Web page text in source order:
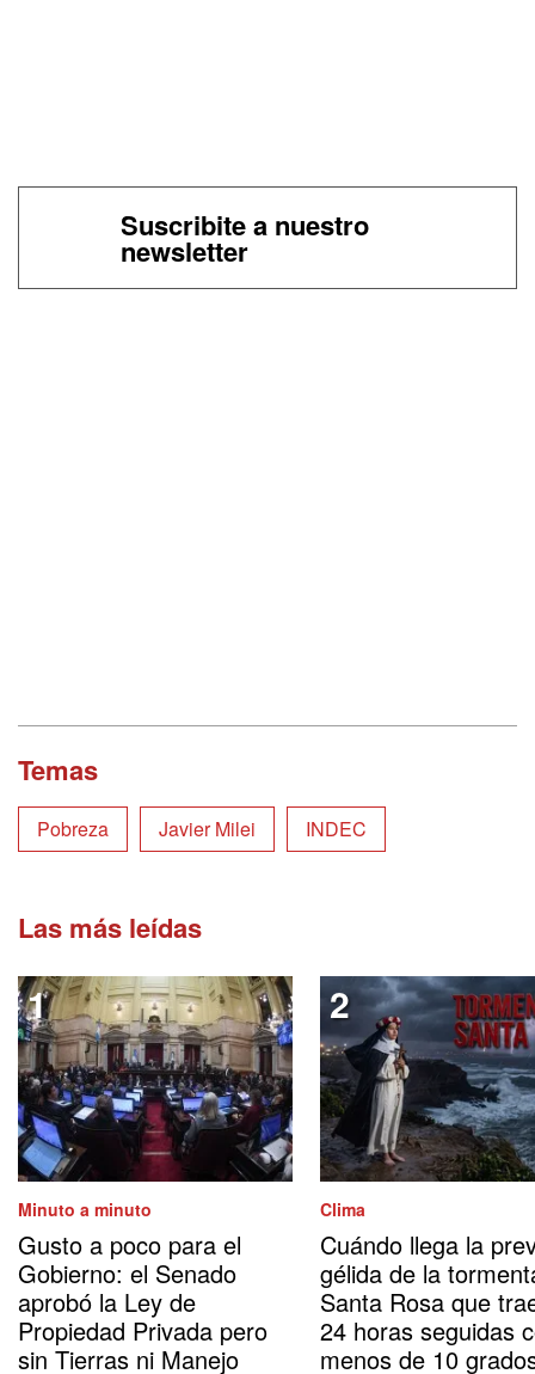
Suscribite a nuestro
newsletter
Temas
Pobreza Javier Milei INDEC
Las más leídas
Minuto a minuto
Gusto a poco para el
Gobierno: el Senado
aprobó la Ley de
Propiedad Privada pero
sin Tierras ni Manejo
Clima
Cuándo llega la
gélida de la
Santa Rosa que
24 horas seguidas
menos de 10